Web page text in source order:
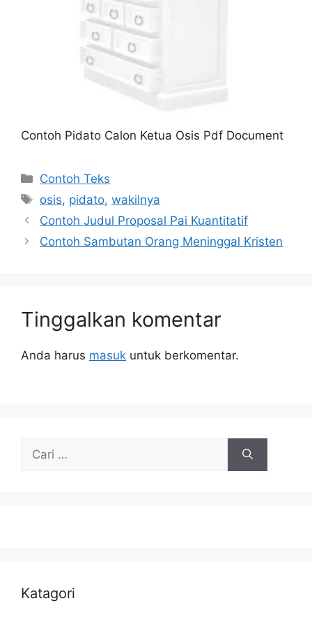
Contoh Pidato Calon Ketua Osis Pdf Document
Kategori
Contoh Teks
Tag
osis, pidato,wakilnya
Contoh Judul Proposal Pai Kuantitatif
Contoh Sambutan Orang Meninggal Kristen
Tinggalkan komentar
Anda harus masuk untuk berkomentar.
untuk:
Katagori